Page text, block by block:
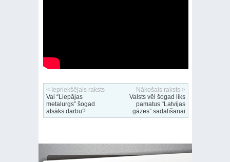
< Iepriekšējais raksts
Vai “Liepājas
metalurgs” šogad
atsāks darbu?
Nākošais raksts >
Valsts vēl šogad liks
pamatus “Latvijas
gāzes” sadalīšanai